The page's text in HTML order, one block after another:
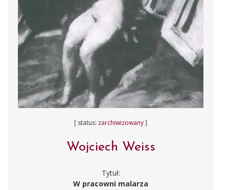
[ status: zarchiwizowany]
Wojciech Weiss
Tytuł:
W pracowni malarza